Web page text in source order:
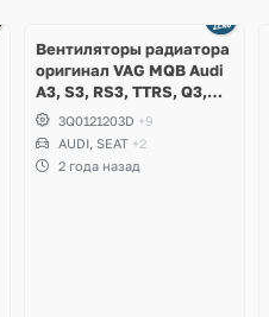
Вентиляторы радиатора
оригинал VAG MQB Audi
A3, S3, RS3, TTRS, Q3,
RSQ3, Volkswagen
Tiguan 2, Allspace,
Arteon, Passat B8,
Multivan, Transporter T6,
3Q0121203D +9
AUDI, SEAT +2
2 года назад